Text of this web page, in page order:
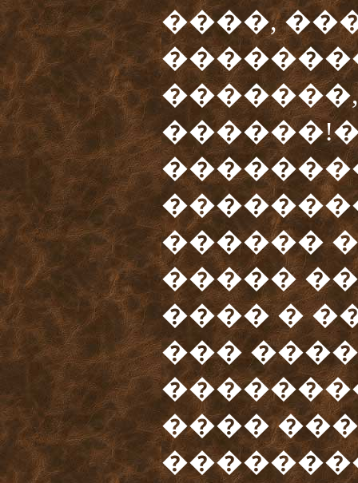
����,
������
�����
���� �
���
����